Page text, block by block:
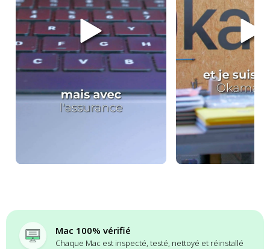
Mac 100% vérifié
Chaque Mac est inspecté, testé, nettoyé et réinstallé